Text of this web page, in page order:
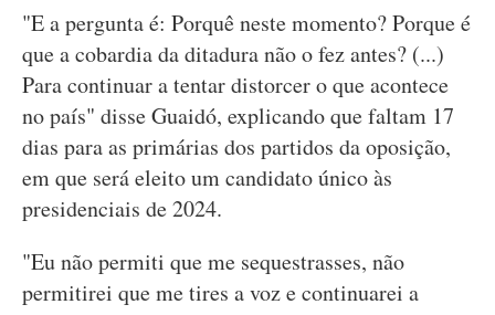
"E a pergunta é: Porquê neste momento? Porque é
que a cobardia da ditadura não o fez antes? (...)
Para continuar a tentar distorcer o que acontece
no país" disse Guaidó, explicando que faltam 17
dias para as primárias dos partidos da oposição,
em que será eleito um candidato único às
presidenciais de 2024.
"Eu não permiti que me sequestrasses, não
permitirei que me tires a voz e continuarei a